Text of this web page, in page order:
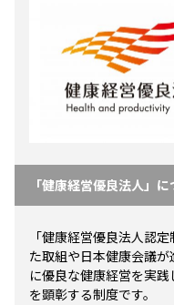
「健康経営優良法人」
「健康経営優良法人認
た取組や日本健康会議
に優良な健康経営を実
を顕彰する制度です。